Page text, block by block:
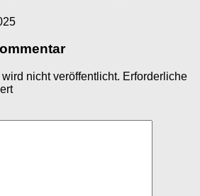
nicht veröffentlicht. Erforderliche